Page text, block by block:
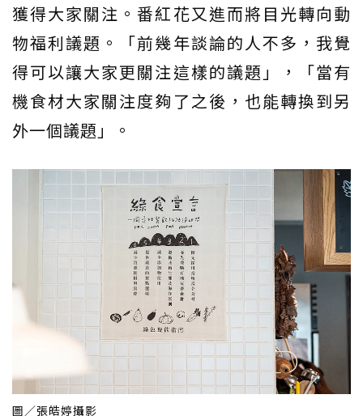
獲得大家關注。番紅花又進而將目光轉向動
物福利議題。「前幾年談論的人不多，我覺
得可以讓大家更關注這樣的議題」，「當有
機食材大家關注度夠了之後，也能轉換到另
外一個議題」。
圖／張皓婷攝影